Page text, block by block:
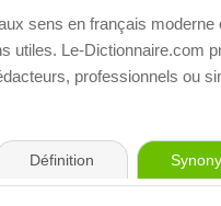
sens en français moderne
utiles. Le-Dictionnaire.com
professionnels ou
Définition